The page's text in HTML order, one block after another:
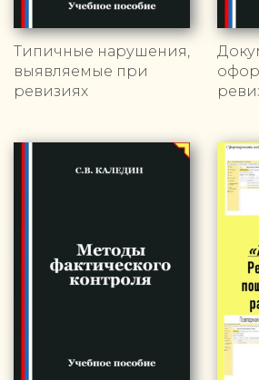
Типичные нарушения,
выявляемые при
ревизиях